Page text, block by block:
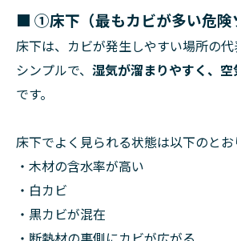
■ ①床下（最もカビが多い危険
床下は、カビが発生しやすい場所の
シンプルで、 湿気が溜まりやすく、
です。
床下でよく見られる状態は以下のとお
・木材の含水率が高い
・白カビ
・黒カビが混在